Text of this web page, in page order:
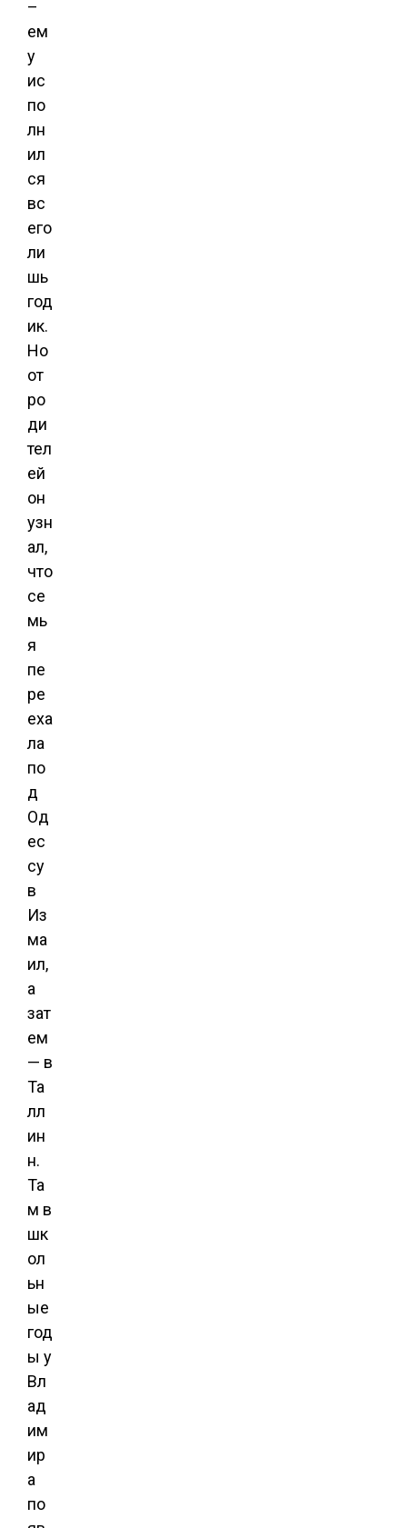
–
ем
у
ис
по
лн
ил
ся
вс
его
ли
шь
год
ик.
Но
от
ро
ди
тел
ей
он
узн
ал,
что
се
мь
я
пе
ре
еха
ла
по
д
Од
ес
су
в
Из
ма
ил,
а
зат
ем
— в
Та
лл
ин
н.
Та
м в
шк
ол
ьн
ые
год
ы у
Вл
ад
им
ир
а
по